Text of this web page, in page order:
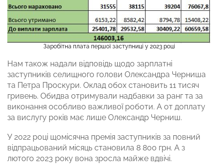
Заробітна плата першої заступниці у 2023 році
Нам також надали відповідь щодо зарплатні
заступників селищного голови Олександра Черниша
та Петра Проскури. Оклад обох становить 11 тисяч
гривень. Обидва отримували надбавки за ранг та за
виконання особливо важливої роботи. А от доплату
за вислугу років має лише Олександр Черниш.
У 2022 році щомісячна премія заступників за повний
відпрацьований місяць становила 8 800 грн. А з
лютого 2023 року вона зросла майже вдвічі.